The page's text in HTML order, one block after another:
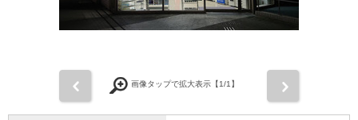
画像タップで拡大表示【1/1】